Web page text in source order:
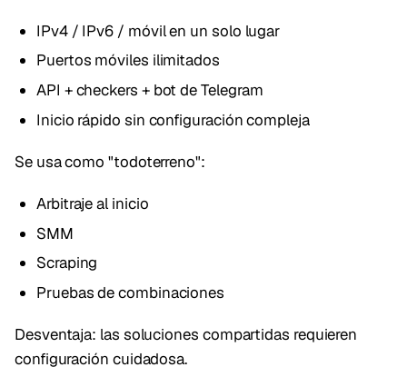
IPv4 / IPv6 / móvil en un solo lugar
Puertos móviles ilimitados
API + checkers + bot de Telegram
Inicio rápido sin configuración compleja
Se usa como "todoterreno":
Arbitraje al inicio
SMM
Scraping
Pruebas de combinaciones
Desventaja: las soluciones compartidas requieren
configuración cuidadosa.